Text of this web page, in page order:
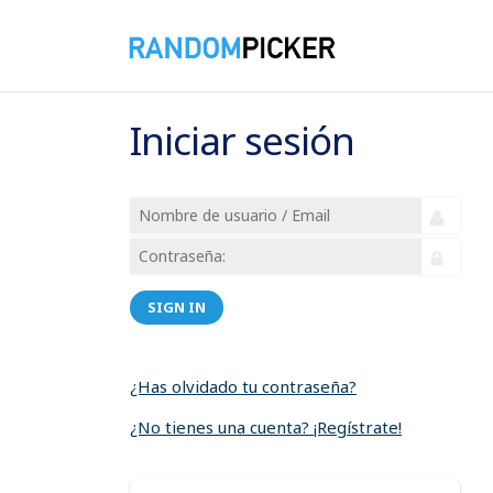
Iniciar sesión
SIGN IN
¿Has olvidado tu contraseña?
¿No tienes una cuenta? ¡Regístrate!